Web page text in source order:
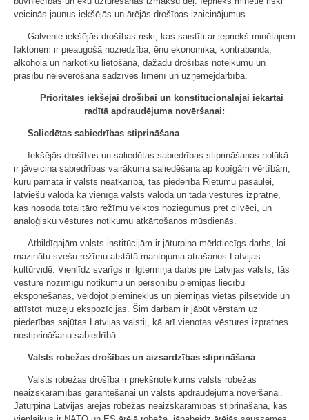
veicinās jaunus iekšējās un ārējās drošības izaicinājumus.
Galvenie iekšējās drošības riski, kas saistīti ar iepriekš minētajiem
faktoriem ir pieaugošā noziedzība, ēnu ekonomika, kontrabanda,
alkohola un narkotiku lietošana, dažādu drošības noteikumu un
prasību neievērošana sadzīves līmenī un uzņēmējdarbībā.
Prioritātes iekšējai drošībai un konstitucionālajai iekārtai
radītā apdraudējuma novēršanai:
Saliedētas sabiedrības stiprināšana
Iekšējās drošības un saliedētas sabiedrības stiprināšanas nolūkā
ir jāveicina sabiedrības vairākuma saliedēšana ap kopīgām vērtībām,
kuru pamatā ir valsts neatkarība, tās piederība Rietumu pasaulei,
latviešu valoda kā vienīgā valsts valoda un tāda vēstures izpratne,
kas nosoda totalitāro režīmu veiktos noziegumus pret cilvēci, un
analoģisku vēstures notikumu atkārtošanos mūsdienās.
Atbildīgajām valsts institūcijām ir jāturpina mērķtiecīgs darbs, lai
mazinātu svešu režīmu atstātā mantojuma atrašanos Latvijas
kultūrvidē. Vienlīdz svarīgs ir ilgtermiņa darbs pie Latvijas valsts, tās
vēsturē nozīmīgu notikumu un personību piemiņas liecību
eksponēšanas, veidojot pieminekļus un piemiņas vietas pilsētvidē un
attīstot muzeju ekspozīcijas. Šim darbam ir jābūt vērstam uz
piederības sajūtas Latvijas valstij, kā arī vienotas vēstures izpratnes
nostiprināšanu sabiedrībā.
Valsts robežas drošības un aizsardzības stiprināšana
Valsts robežas drošība ir priekšnoteikums valsts robežas
neaizskaramības garantēšanai un valsts apdraudējuma novēršanai.
Jāturpina Latvijas ārējās robežas neaizskaramības stiprināšana, kas